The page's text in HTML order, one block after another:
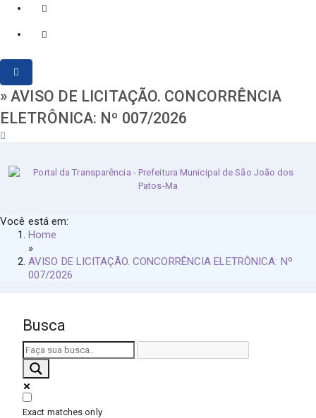
» AVISO DE LICITAÇÃO. CONCORRÊNCIA
ELETRÔNICA: Nº 007/2026
Você está em:
Home
»
AVISO DE LICITAÇÃO. CONCORRÊNCIA ELETRÔNICA: Nº
007/2026
Busca
Exact matches only